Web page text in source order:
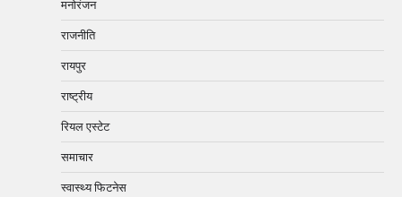
मनोरंजन
राजनीति
रायपुर
राष्ट्रीय
रियल एस्टेट
समाचार
स्वास्थ्य फिटनेस